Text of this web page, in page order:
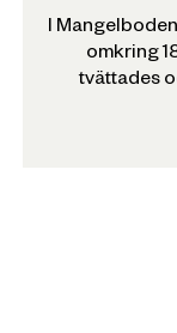
I
omkring
tvättades